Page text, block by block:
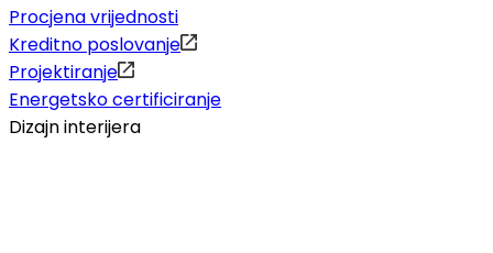
Procjena vrijednosti
Kreditno poslovanje
Projektiranje
Energetsko certificiranje
Dizajn interijera